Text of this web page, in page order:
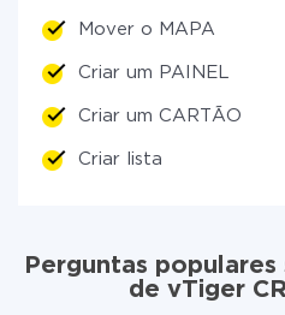
Mover o MAPA
Criar um PAINEL
Criar um CARTÃO
Criar lista
Perguntas
de vTiger